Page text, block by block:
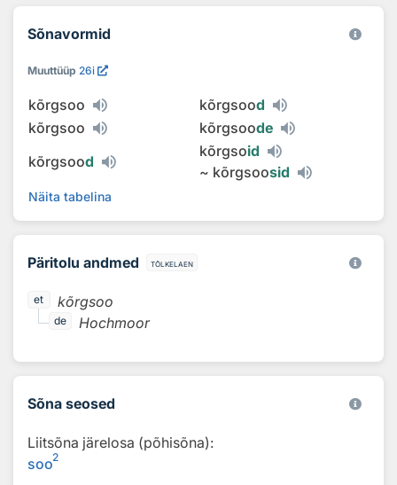
Sõnavormid
Muuttüüp 26i
kõrgsoo kõrgsood
kõrgsoo
kõrgsoode
kõrgsood
kõrgsoid
~ kõrgsoosid
Näita tabelina
Päritolu andmed tõlkelaen
et kõrgsoo
de Hochmoor
Sõna seosed
Liitsõna järelosa (põhisõna):
soo2